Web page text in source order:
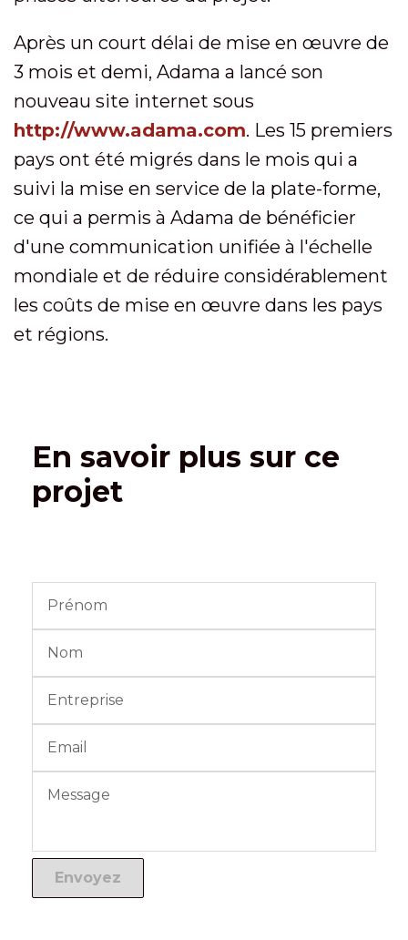
Après un court délai de mise en œuvre de
3 mois et demi, Adama a lancé son
nouveau site internet sous
http://www.adama.com. Les 15 premiers
pays ont été migrés dans le mois qui a
suivi la mise en service de la plate-forme,
ce qui a permis à Adama de bénéficier
d'une communication unifiée à l'échelle
mondiale et de réduire considérablement
les coûts de mise en œuvre dans les pays
et régions.
En savoir plus sur ce
projet